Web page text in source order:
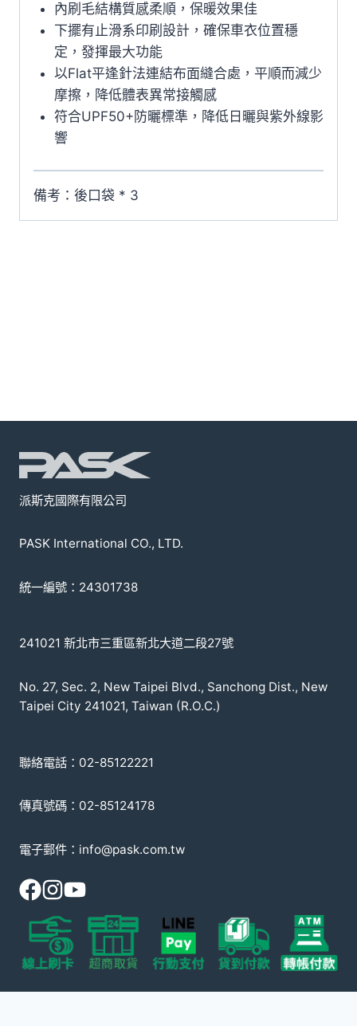
內刷毛結構質感柔順，保暖效果佳
下擺有止滑系印刷設計，確保車衣位置穩
定，發揮最大功能
以Flat平逢針法連結布面縫合處，平順而減少
摩擦，降低體表異常接觸感
符合UPF50+防曬標準，降低日曬與紫外線影
響
備考：後口袋 * 3
派斯克國際有限公司
PASK International CO., LTD.
統一編號：24301738
241021 新北市三重區新北大道二段27號
No. 27, Sec. 2, New Taipei Blvd., Sanchong Dist., New
Taipei City 241021, Taiwan (R.O.C.)
聯絡電話：02-85122221
傳真號碼：02-85124178
電子郵件：info@pask.com.tw